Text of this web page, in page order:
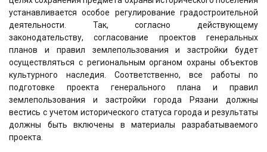
устанавливается особое регулирование градостроительной
деятельности. Так, согласно действующему
законодательству, согласование проектов генеральных
планов и правил землепользования и застройки будет
осуществляться с региональным органом охраны объектов
культурного наследия. Соответственно, все работы по
подготовке проекта генерального плана и правил
землепользования и застройки города Рязани должны
вестись с учетом исторического статуса города и результаты
должны быть включены в материалы разрабатываемого
проекта.